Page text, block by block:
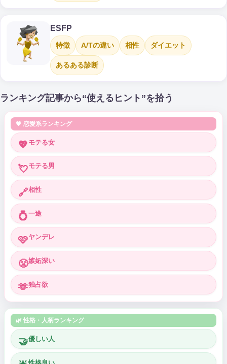
ESFP
特徴 A/Tの違い 相性 ダイエット
あるある診断
ランキング記事から“使えるヒント”を拾う
💗 恋愛系ランキング
💖 モテる女
💘モテる男
🔗相性
💍一途
🩷ヤンデレ
😤嫉妬深い
🫶独占欲
🌿 性格・人柄ランキング
🤝優しい人